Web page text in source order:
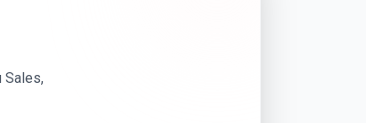
Sales,